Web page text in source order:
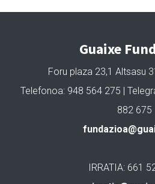
Guaixe
Foru plaza 23,1 Altsasu
Telefonoa: 948 564 275 |
882 675
IRRATIA: 661